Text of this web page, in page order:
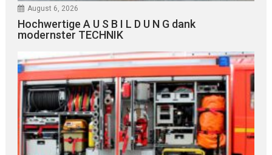
August 6, 2026
Hochwertige A U S B I L D U N G dank
modernster TECHNIK